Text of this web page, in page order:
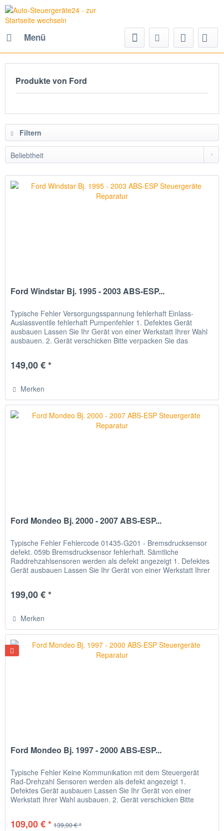
Menü
Produkte von Ford
Filtern
Ford Windstar Bj. 1995 - 2003 ABS-ESP...
Typische Fehler Versorgungsspannung fehlerhaft Einlass-
Auslassventile fehlerhaft Pumpenfehler 1. Defektes Gerät
ausbauen Lassen Sie Ihr Gerät von einer Werkstatt Ihrer Wahl
ausbauen. 2. Gerät verschicken Bitte verpacken Sie das
149,00 € *
Merken
Ford Mondeo Bj. 2000 - 2007 ABS-ESP...
Typische Fehler Fehlercode 01435-G201 - Bremsdrucksensor
defekt. 059b Bremsdrucksensor fehlerhaft. Sämtliche
Raddrehzahlsensoren werden als defekt angezeigt 1. Defektes
Gerät ausbauen Lassen Sie Ihr Gerät von einer Werkstatt Ihrer
199,00 € *
Merken
Ford Mondeo Bj. 1997 - 2000 ABS-ESP...
Typische Fehler Keine Kommunikation mit dem Steuergerät
Rad-Drehzahl Sensoren werden als defekt angezeigt 1.
Defektes Gerät ausbauen Lassen Sie Ihr Gerät von einer
Werkstatt Ihrer Wahl ausbauen. 2. Gerät verschicken Bitte
109,00 € * 139,00 € *